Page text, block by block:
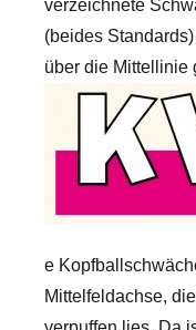
verzeichnete
(beides
über die Mittellinie
e
Mittelfeldachse,